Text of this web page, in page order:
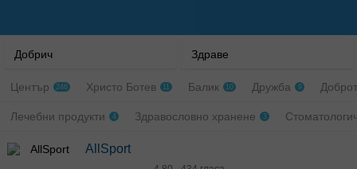
Добрич Здраве
Център 246 Христо Ботев 11 Балик 10 Дружба 9
Лечебни продукти 4 Здравословно хранене 3
AllSport